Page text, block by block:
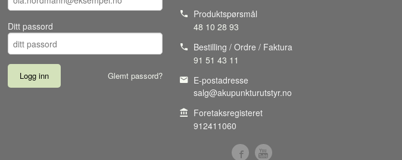
Ditt passord
Glemt passord?
Produktspørsmål
48 10 28 93
Bestilling / Ordre / Faktura
91 51 43 11
E-postadresse
salg@akupunkturutstyr.no
Foretaksregisteret
912411060